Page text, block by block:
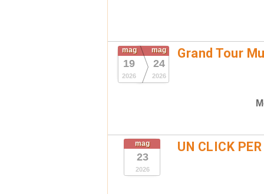
mag
19
2026
mag
24
2026
Grand Tour
mag
23
2026
UN CLICK